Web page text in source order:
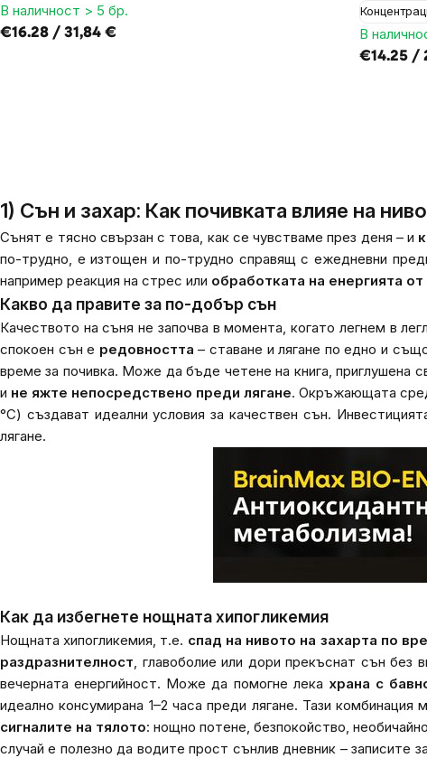
В наличност > 5 бр.
€16.28 / 31,84 € В
€14.25 /
1) Сън и захар: Как почивката влияе на
Сънят е тясно свързан с това, как се чувстваме през деня – и
по-трудно, е изтощен и по-трудно справящ с ежедневни
например реакция на стрес или обработката на енергията от
Какво да правите за по-добър сън
Качеството на съня не започва в момента, когато легнем в
спокоен сън е редовността – ставане и лягане по едно и
време за почивка. Може да бъде четене на книга, приглушена
и не яжте непосредствено преди лягане. Окръжающата
°C) създават идеални условия за качествен сън.
лягане.
Как да избегнете нощната хипогликемия
Нощната хипогликемия, т.е. спад на нивото на захарта по
раздразнителност , главоболие или дори прекъснат сън
вечерната енергийност. Може да помогне лека храна с
идеално консумирана 1–2 часа преди лягане. Тази
сигналите на тялото: нощно потене, безпокойство,
случай е полезно да водите прост сънлив дневник –